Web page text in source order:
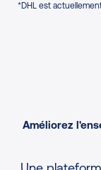
*DHL est
Améliorez